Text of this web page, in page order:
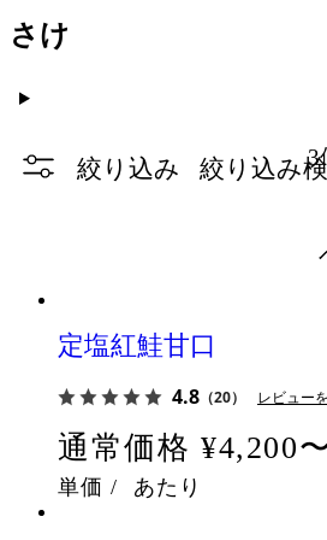
さけ
絞り込み 絞り込み 3
定塩紅鮭甘口
4.8 （20） レビュー
通常価格 ¥4,200
単価 / あたり